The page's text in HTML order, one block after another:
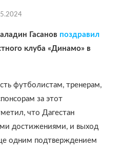
Гасанов поздравил
клуба «Динамо» в
футболистам, тренерам,
за этот
что Дагестан
достижениями, и выход
одним подтверждением